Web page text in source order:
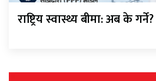
राष्ट्रिय स्वास्थ्य बीमा: अब के गर्ने?